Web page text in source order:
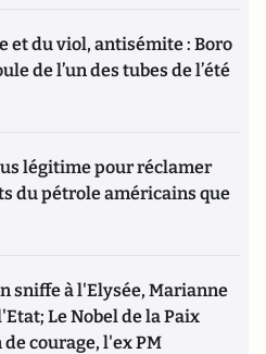
et du viol, antisémite : Boro
de l’un des tubes de l’été
légitime pour réclamer
du pétrole américains que
sniffe à l'Elysée, Marianne
Le Nobel de la Paix
courage, l'ex PM